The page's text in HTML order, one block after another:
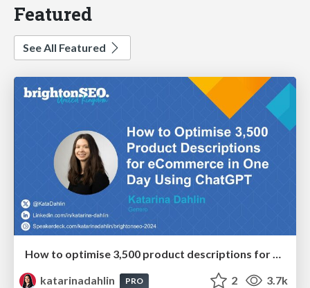
Featured
See All Featured
How to optimise 3,500 product descriptions for ecommerce in one day using ChatGPT
katarinadahlin
PRO 2 3.7k